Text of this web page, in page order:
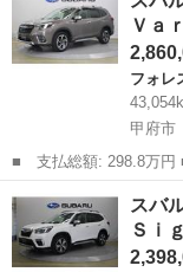
ｉ ４ＷＤ ■ 排気量
Ｖａ
フォレ
甲府市
■ 支払総額: 298.8万円 ■ 車両本体価格： 2,860,000 円 ■ メーカ
ー名： スバル ■ 車種
バンス アイサイトＶ
山梨 甲府市
スバ
Ｓｉ